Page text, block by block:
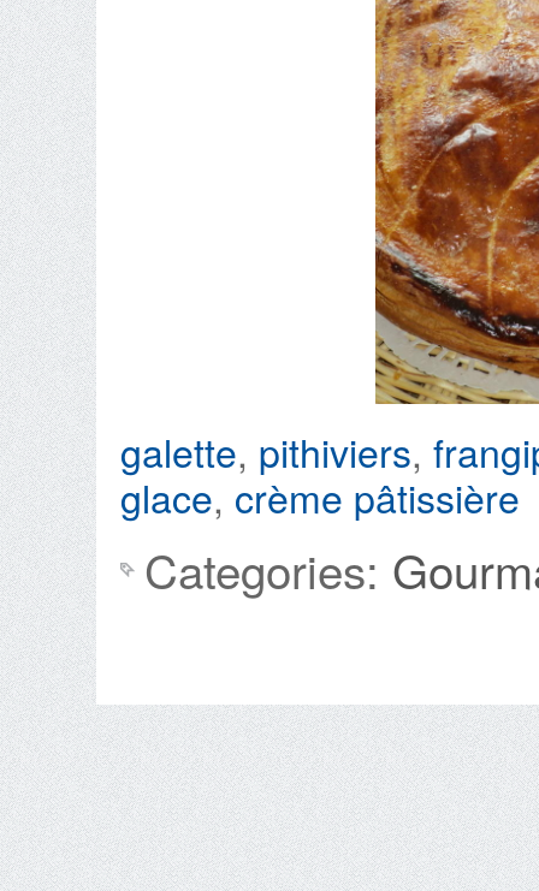
galette, pithiviers,
glace, crème pâtissière
Categories: